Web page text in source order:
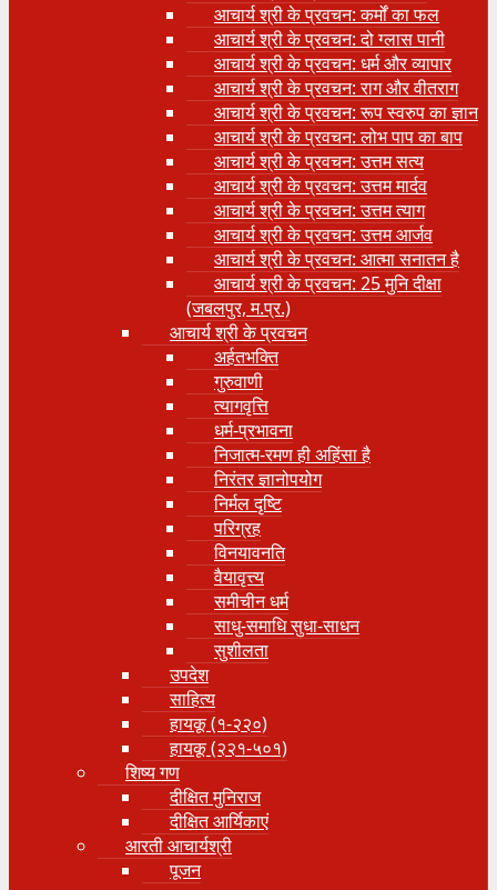
आचार्य श्री के प्रवचन: कर्मों का फल
आचार्य श्री के प्रवचन: दो ग्लास पानी
आचार्य श्री के प्रवचन: धर्म और व्यापार
आचार्य श्री के प्रवचन: राग और वीतराग
आचार्य श्री के प्रवचन: रूप स्वरुप का ज्ञान
आचार्य श्री के प्रवचन: लोभ पाप का बाप
आचार्य श्री के प्रवचन: उत्तम सत्य
आचार्य श्री के प्रवचन: उत्तम मार्दव
आचार्य श्री के प्रवचन: उत्तम त्याग
आचार्य श्री के प्रवचन: उत्तम आर्जव
आचार्य श्री के प्रवचन: आत्मा सनातन है
आचार्य श्री के प्रवचन: 25 मुनि दीक्षा
(जबलपुर, म.प्र.)
आचार्य श्री के प्रवचन
अर्हतभक्ति
गुरुवाणी
त्यागवृत्ति
धर्म-प्रभावना
निजात्म-रमण ही अहिंसा है
निरंतर ज्ञानोपयोग
निर्मल दृष्टि
परिग्रह
विनयावनति
वैयावृत्त्य
समीचीन धर्म
साधु-समाधि सुधा-साधन
सुशीलता
उपदेश
साहित्य
हायकू (१‍-२२०)
हायकू (२२१-५०१)
शिष्य गण
दीक्षित मुनिराज
दीक्षित आर्यिकाएं
आरती आचार्यश्री
पूजन